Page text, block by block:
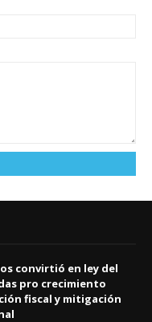
convirtió en ley del
pro crecimiento
fiscal y mitigación